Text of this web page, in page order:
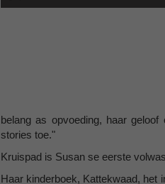
belang as opvoeding, haar
stories toe."
Kruispad is Susan se eerste
Haar kinderboek, Kattekwaad, het